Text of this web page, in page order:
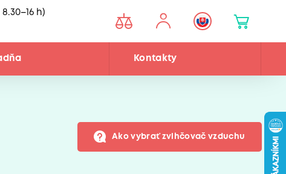
h)
Kontakty
Ako vybrať zvlhčovač vzduchu